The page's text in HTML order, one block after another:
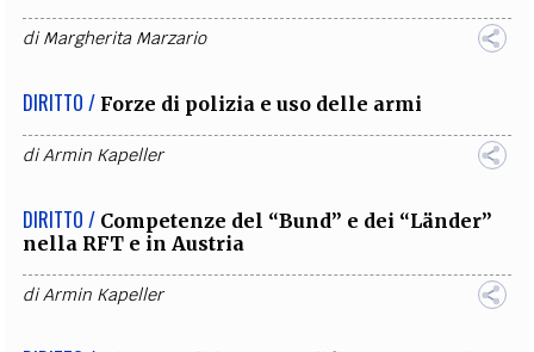
diMargherita Marzario
DIRITTO / Forze di polizia e uso delle armi
diArmin Kapeller
DIRITTO / Competenze del “Bund” e dei “Länder”
nella RFT e in Austria
diArmin Kapeller